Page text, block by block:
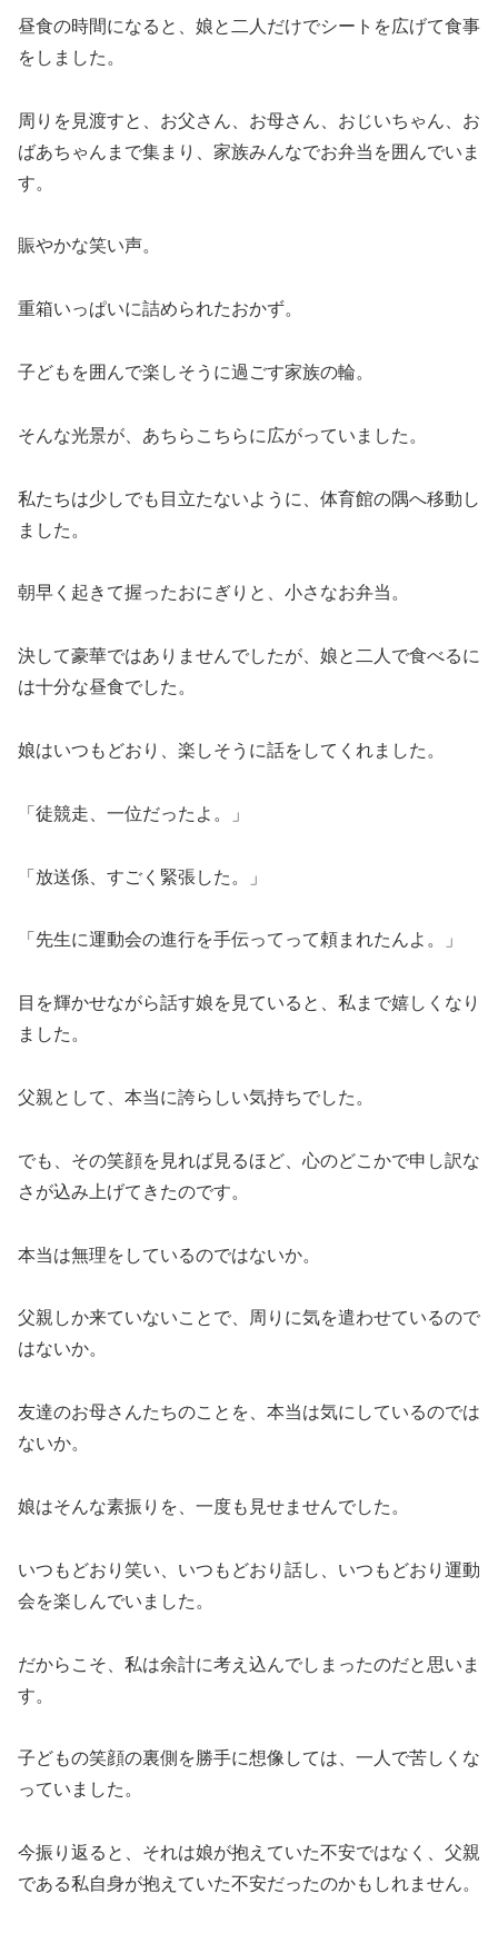
昼食の時間になると、娘と二人だけでシートを広げて食事
をしました。
周りを見渡すと、お父さん、お母さん、おじいちゃん、お
ばあちゃんまで集まり、家族みんなでお弁当を囲んでいま
す。
賑やかな笑い声。
重箱いっぱいに詰められたおかず。
子どもを囲んで楽しそうに過ごす家族の輪。
そんな光景が、あちらこちらに広がっていました。
私たちは少しでも目立たないように、体育館の隅へ移動し
ました。
朝早く起きて握ったおにぎりと、小さなお弁当。
決して豪華ではありませんでしたが、娘と二人で食べるに
は十分な昼食でした。
娘はいつもどおり、楽しそうに話をしてくれました。
「徒競走、一位だったよ。」
「放送係、すごく緊張した。」
「先生に運動会の進行を手伝ってって頼まれたんよ。」
目を輝かせながら話す娘を見ていると、私まで嬉しくなり
ました。
父親として、本当に誇らしい気持ちでした。
でも、その笑顔を見れば見るほど、心のどこかで申し訳な
さが込み上げてきたのです。
本当は無理をしているのではないか。
父親しか来ていないことで、周りに気を遣わせているので
はないか。
友達のお母さんたちのことを、本当は気にしているのでは
ないか。
娘はそんな素振りを、一度も見せませんでした。
いつもどおり笑い、いつもどおり話し、いつもどおり運動
会を楽しんでいました。
だからこそ、私は余計に考え込んでしまったのだと思いま
す。
子どもの笑顔の裏側を勝手に想像しては、一人で苦しくな
っていました。
今振り返ると、それは娘が抱えていた不安ではなく、父親
である私自身が抱えていた不安だったのかもしれません。